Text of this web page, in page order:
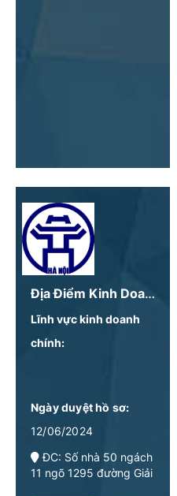
Địa Điểm Kinh Doanh - Công Ty TNHH Kubi Fruits
Lĩnh vực kinh doanh
chính:
Ngày duyệt hồ sơ:
12/06/2024
ĐC: Số nhà 50 ngách
11 ngõ 1295 đường Giải